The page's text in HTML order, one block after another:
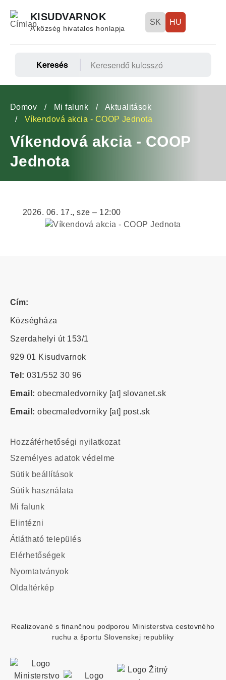
tartalomra
KISUDVARNOK
A község hivatalos honlapja
SK HU
Keresés
Morzsa
Domov Mi falunk
Aktualitások
Víkendová akcia - COOP Jednota
Víkendová akcia - COOP
Jednota
2026. 06. 17., sze – 12:00
Cím:
Községháza
Szerdahelyi út 153/1
929 01 Kisudvarnok
Tel: 031/552 30 96
Email: obecmaledvorniky [at] slovanet.sk
Email: obecmaledvorniky [at] post.sk
Main
navigation
Mi falunk
Elintézni
Átlátható település
Elérhetőségek
Footer
custom
Nyomtatványok
Oldaltérkép
Footer
-
Hozzáférhetőségi nyilatkozat
Személyes adatok védelme
Sütik beállítások
Sütik használata
Realizované s finančnou podporou Ministerstva cestovného
ruchu a športu Slovenskej republiky